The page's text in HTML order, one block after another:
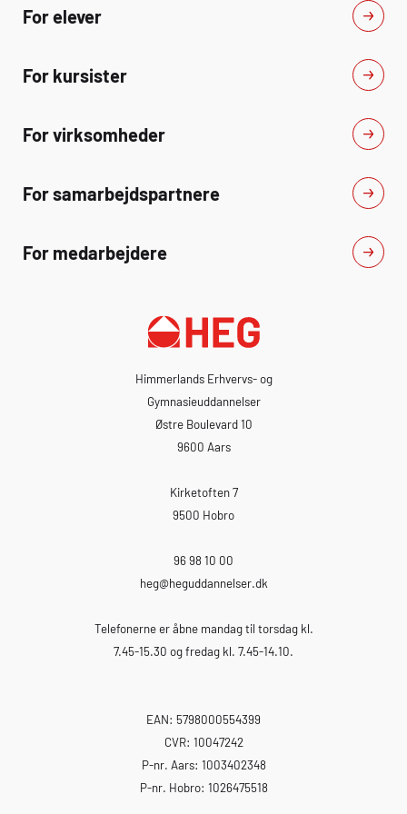
For elever
For kursister
For virksomheder
For samarbejdspartnere
For medarbejdere
Himmerlands Erhvervs- og
Gymnasieuddannelser
Østre Boulevard 10
9600 Aars
Kirketoften 7
9500 Hobro
96 98 10 00
heg@heguddannelser.dk
Telefonerne er åbne mandag til torsdag kl.
7.45-15.30 og fredag kl. 7.45-14.10.
EAN: 5798000554399
CVR: 10047242
P-nr. Aars: 1003402348
P-nr. Hobro: 1026475518